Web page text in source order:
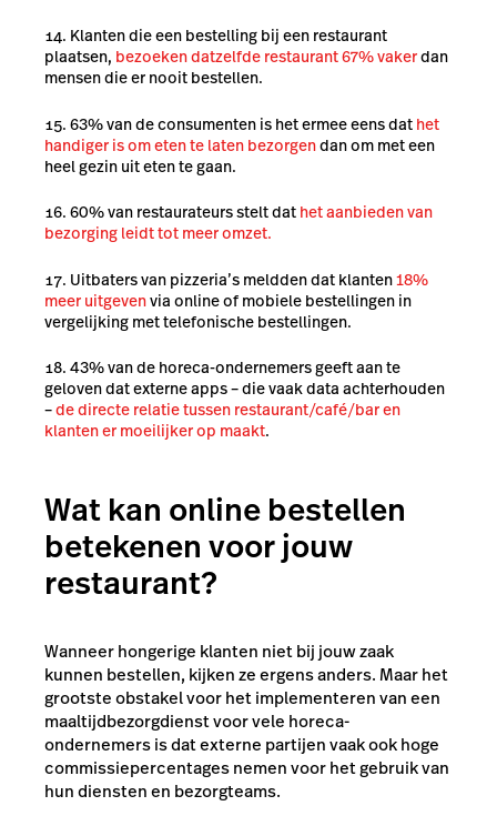
Klanten die een bestelling bij een restaurant
plaatsen, bezoeken datzelfde restaurant 67% vakerdan
mensen die er nooit bestellen.
63% van de consumenten is het ermee eens dat het
handiger is om eten te laten bezorgendan om met een
heel gezin uit eten te gaan.
60% van restaurateurs stelt dat het aanbieden van
bezorging leidt tot meer omzet.
Uitbaters van pizzeria’s meldden dat klanten18%
meer uitgevenvia online of mobiele bestellingen in
vergelijking met telefonische bestellingen.
43% van de horeca-ondernemers geeft aan te
geloven dat externe apps – die vaak data achterhouden
–de directe relatie tussen restaurant/café/bar en
klanten er moeilijker op maakt.
Wat kan online bestellen
betekenen voor jouw
restaurant?
Wanneer hongerige klanten niet bij jouw zaak
kunnen bestellen, kijken ze ergens anders. Maar het
grootste obstakel voor het implementeren van een
maaltijdbezorgdienst voor vele horeca-
ondernemers is dat externe partijen vaak ook hoge
commissiepercentages nemen voor het gebruik van
hun diensten en bezorgteams.